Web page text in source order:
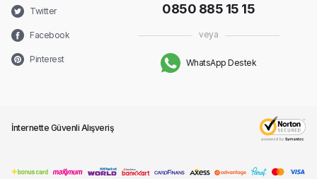
Twitter
Facebook
Pinterest
0850 885 15 15
veya
WhatsApp Destek
İnternette Güvenli Alışveriş